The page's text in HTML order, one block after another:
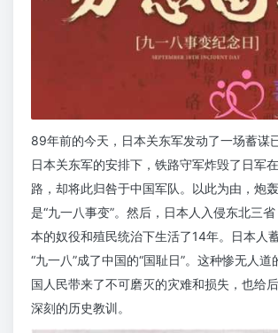
89年前的今天，日本关东军发动了一场蓄谋
日本关东军的安排下，铁路守军炸毁了日军
路，却将此归咎于中国军队。以此为由，炮
是“九一八事变”。然后，日本人入侵东北三
本的奴役和殖民统治下生活了14年。日本人
“九一八”成了中国的“国耻日”。这种惨无人道
国人民带来了不可磨灭的灾难和损失，也给
深刻的历史教训。